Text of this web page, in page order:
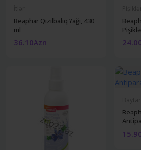
Beaphar Qızılbalıq Yağı, 430
ml
36.10Azn